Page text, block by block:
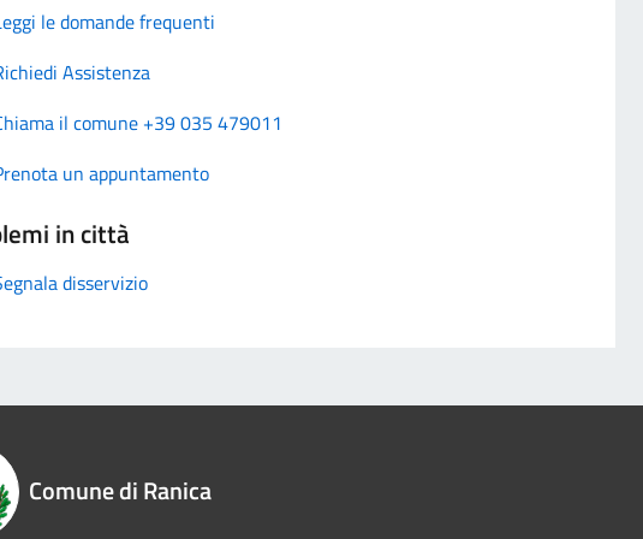
le domande frequenti
Assistenza
il comune +39 035 479011
un appuntamento
in città
disservizio
Comune di Ranica